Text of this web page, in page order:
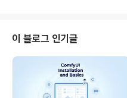
장이다. 엄한 GPS덕택에 네비게이션
업이 근근히 버티는 네비 시장을 통째
에 더 될까..
이 블로그 인기글